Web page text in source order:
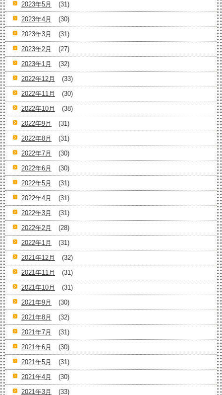
2023年5月
(31)
2023年4月
(30)
2023年3月
(31)
2023年2月
(27)
2023年1月
(32)
2022年12月
(33)
2022年11月
(30)
2022年10月
(38)
2022年9月
(31)
2022年8月
(31)
2022年7月
(30)
2022年6月
(30)
2022年5月
(31)
2022年4月
(31)
2022年3月
(31)
2022年2月
(28)
2022年1月
(31)
2021年12月
(32)
2021年11月
(31)
2021年10月
(31)
2021年9月
(30)
2021年8月
(32)
2021年7月
(31)
2021年6月
(30)
2021年5月
(31)
2021年4月
(30)
2021年3月
(33)